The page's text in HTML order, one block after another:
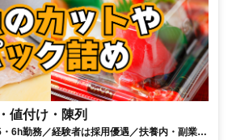
値付け・陳列
6h勤務／経験者は採用優遇／扶養内・副業